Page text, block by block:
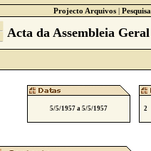
Projecto Arquivos| Pesquisa
Acta da Assembleia Geral
5/5/1957 a 5/5/1957 2